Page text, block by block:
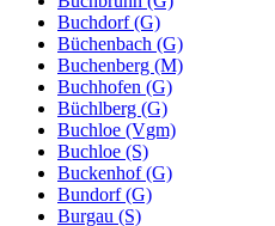
Buchdorf (G)
Büchenbach (G)
Buchenberg (M)
Buchhofen (G)
Büchlberg (G)
Buchloe (Vgm)
Buchloe (S)
Buckenhof (G)
Bundorf (G)
Burgau (S)